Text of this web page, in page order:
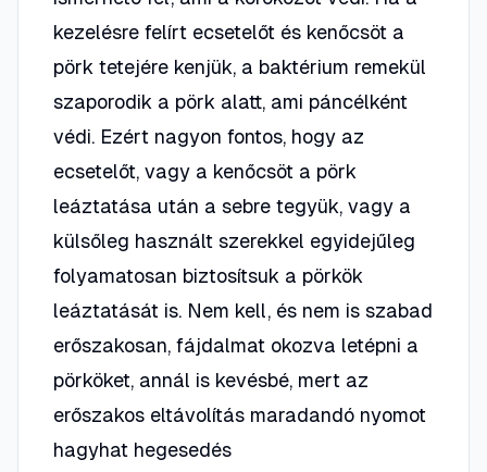
kezelésre felírt ecsetelőt és kenőcsöt a
pörk tetejére kenjük, a baktérium remekül
szaporodik a pörk alatt, ami páncélként
védi. Ezért nagyon fontos, hogy az
ecsetelőt, vagy a kenőcsöt a pörk
leáztatása után a sebre tegyük, vagy a
külsőleg használt szerekkel egyidejűleg
folyamatosan biztosítsuk a pörkök
leáztatását is. Nem kell, és nem is szabad
erőszakosan, fájdalmat okozva letépni a
pörköket, annál is kevésbé, mert az
erőszakos eltávolítás maradandó nyomot
hagyhat hegesedés